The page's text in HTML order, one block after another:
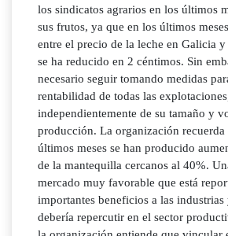
los sindicatos agrarios en los últimos
sus frutos, ya que en los últimos
entre el precio de la leche en Galicia y
se ha reducido en 2 céntimos. Sin
necesario seguir tomando medidas
rentabilidad de todas las
independientemente de su tamaño y
producción. La organización recuerda
últimos meses se han producido
de la mantequilla cercanos al 40%.
mercado muy favorable que está
importantes beneficios a las industrias
debería repercutir en el sector